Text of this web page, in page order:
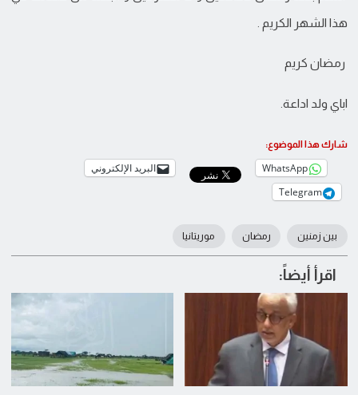
هذا الشهر الكريم .
رمضان كريم
اباي ولد اداعة.
شارك هذا الموضوع:
WhatsApp
البريد الإلكتروني
Telegram
بين زمنين رمضان موريتانيا
اقرأ أيضاً: